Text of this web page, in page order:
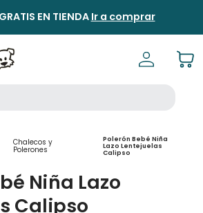
EN TIENDA Ir a comprar
Chalecos y
Polerones
Polerón Bebé Niña
Lazo Lentejuelas
Calipso
Niña Lazo
Calipso
1.
2
osito
3 .